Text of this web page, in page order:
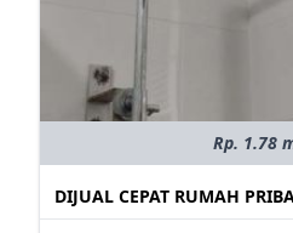
Rp. 1.78
DIJUAL CEPAT RUMAH